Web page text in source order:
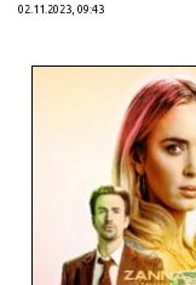
02.11.2023, 09:43